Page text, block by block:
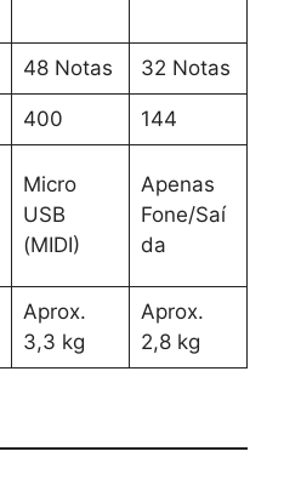
48 Notas 32 Notas
400 144
Micro
USB
(MIDI)
Apenas
Fone/Saí
da
Aprox.
3,3 kg
Aprox.
2,8 kg